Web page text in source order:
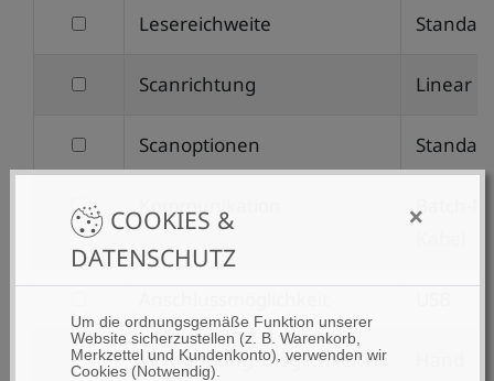
COOKIES &
DATENSCHUTZ
×
Um die ordnungsgemäße Funktion unserer
Website sicherzustellen (z. B. Warenkorb,
Merkzettel und Kundenkonto), verwenden wir
Cookies (Notwendig).
Scannereinheit
filtern
Lesereichweite
Lesereichweite
filtern
Scanrichtung
Scanrichtung Linear
filtern
nach
Scanoptionen
Scanoptionen
filtern
nach
Kommunikation
Kommunikation
Batch-
nach
Anschlussmöglichkeit
filtern Verwendungsmöglichkeiten